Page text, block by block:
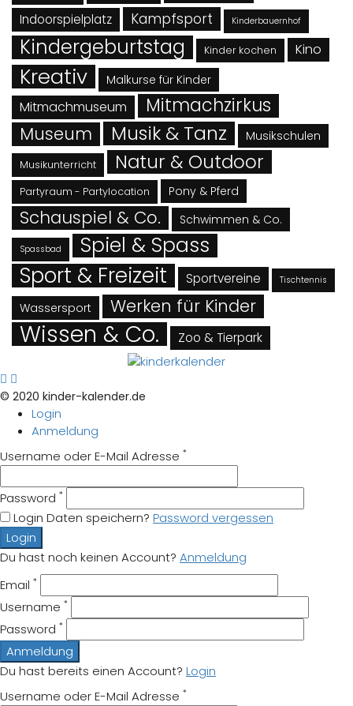
Indoorspielplatz Kampfsport Kinderbauernhof
Kindergeburtstag Kinder kochen Kino
Kreativ Malkurse für Kinder
Mitmachmuseum Mitmachzirkus
Museum Musik & Tanz Musikschulen
Musikunterricht Natur & Outdoor
Partyraum - Partylocation Pony & Pferd
Schauspiel & Co. Schwimmen & Co.
Spassbad Spiel & Spass
Sport & Freizeit Sportvereine Tischtennis
Wassersport Werken für Kinder
Wissen & Co. Zoo & Tierpark
© 2020 kinder-kalender.de
Login
Anmeldung
Username oder E-Mail Adresse *
Password *
Login Daten speichern? Password vergessen
Login
Du hast noch keinen Account? Anmeldung
Email *
Username *
Password *
Anmeldung
Du hast bereits einen Account? Login
Username oder E-Mail Adresse *